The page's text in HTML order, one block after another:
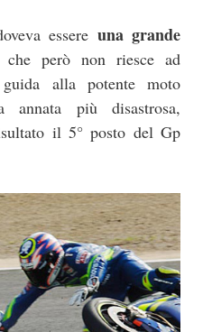
essere una grande
che però non riesce ad
alla potente moto
annata più disastrosa,
il 5° posto del Gp